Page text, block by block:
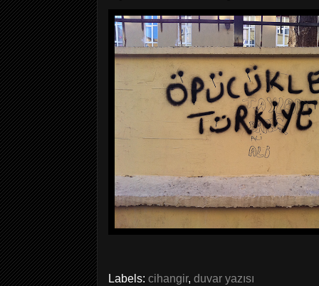
Labels: cihangir, duvar yazısı